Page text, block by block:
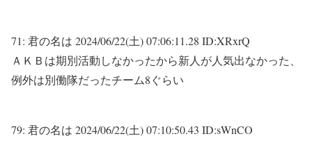
71: 君の名は 2024/06/22(土) 07:06:11.28 ID:XRxrQ
ＡＫＢは期別活動しなかったから新人が人気出なかった、
例外は別働隊だったチーム8ぐらい
79: 君の名は 2024/06/22(土) 07:10:50.43 ID:sWnCO